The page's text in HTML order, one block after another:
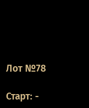
Лот №78
Старт: -